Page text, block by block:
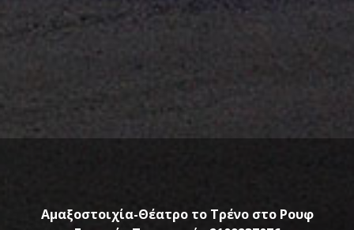
Αμαξοστοιχία-Θέατρο το Τρένο στο Ρουφ